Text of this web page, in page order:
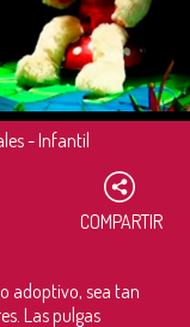
- Infantil
COMPARTIR
adoptivo, sea tan
Las pulgas